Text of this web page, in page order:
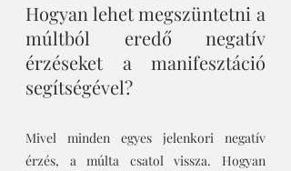
Hogyan lehet megszüntetni a
múltból eredő negatív
érzéseket a manifesztáció
segítségével?
Mivel minden egyes jelenkori negatív
érzés, a múlta csatol vissza. Hogyan